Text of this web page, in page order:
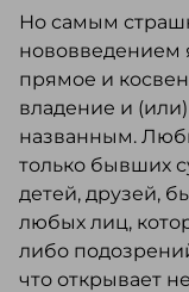
Но самым
нововведением
прямое и
владение и
названным.
только бывших
детей, друзей,
любых лиц,
либо
что открывает